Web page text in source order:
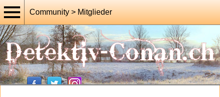
Community > Mitglieder